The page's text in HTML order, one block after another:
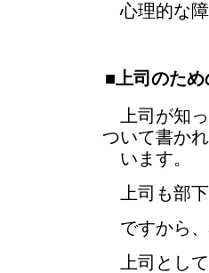
心理的な障
■上司のた
上司が知っ
ついて書か
います。
上司も部下
ですから、
上司として